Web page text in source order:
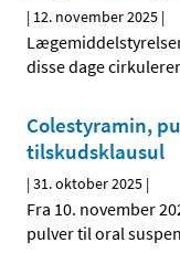
| 12. november 2025 |
disse dage
Colestyramin,
tilskudsklausul
|31. oktober 2025 |
Fra 10. november
pulver til oral